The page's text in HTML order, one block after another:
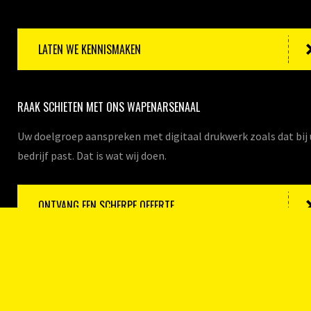
LATEN WE KENNISMAKEN
RAAK SCHIETEN MET ONS WAPENARSENAAL
Uw doelgroep aanspreken met digitaal drukwerk zoals dat bij
bedrijf past. Dat is wat wij doen.
ONTVANG EEN SCHERPE OFFERTE